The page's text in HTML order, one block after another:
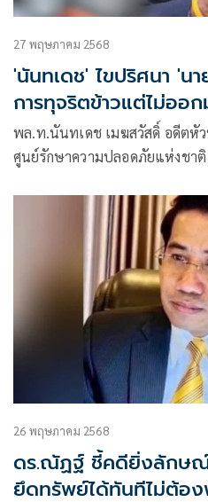
27 พฤษภาคม 2568
'นันทเดช' ไขปริศนา 'น
การทุจริตข้าวแต่ไม่ออก
พล.ท.นันทเดช เมฆสวัสดิ์ อดีตหั
ศูนย์รักษาความปลอดภัยแห่งชาติ
26 พฤษภาคม 2568
ดร.ณัฏฐ์ ชี้คดียิ่งลักษณ์
ยึดทรัพย์ได้ทันทีไม่ต้อ